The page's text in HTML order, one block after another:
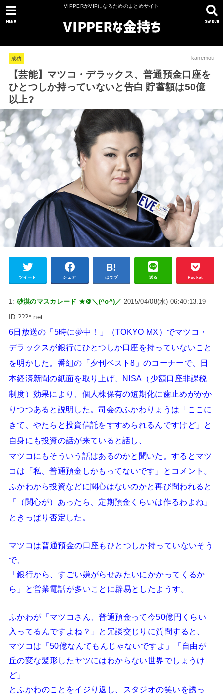
VIPPERがVIPになるためのまとめサイト
SEARCH
MENU
成功 kanemoti
【芸能】マツコ・デラックス、普通預金口座を
ひとつしか持っていないと告白 貯蓄額は50億
以上?
ツイート シェア はてブ 送る Pocket
1: 砂漠のマスカレード ★＠＼(^o^)／ 2015/04/08(水) 06:40:13.19
ID:???*.net
6日放送の「5時に夢中！」（TOKYO MX）でマツコ・
デラックスが銀行にひとつしか口座を持っていないこと
を明かした。番組の「夕刊ベスト8」のコーナーで、日
本経済新聞の紙面を取り上げ、NISA（少額口座非課税
制度）効果により、個人株保有の短期化に歯止めがかか
りつつあると説明した。司会のふかわりょうは「ここに
きて、やたらと投資信託をすすめられるんですけど」と
自身にも投資の話が来ていると話し、
マツコにもそういう話はあるのかと聞いた。 するとマツ
コは「私、普通預金しかもってないです」とコメント。
ふかわから投資などに関心はないのかと再び問われると
「（関心が）あったら、定期預金くらいは作るわよね」
ときっぱり否定した。
マツコは普通預金の口座もひとつしか持っていないそう
で、
「銀行から、すごい嫌がらせみたいにかかってくるか
ら」と営業電話が多いことに辟易としたようす。
ふかわが「マツコさん、普通預金って今50億円くらい
入ってるんですよね？」と冗談交じりに質問すると、
マツコは「50億なんてもんじゃないですよ」「自由が
丘の変な髪形したヤツにはわからない世界でしょうけ
ど」
とふかわのことをイジり返し、スタジオの笑いを誘っ